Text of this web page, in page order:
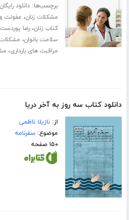
برچسب‌ها:دانلود
مشکلات زنان، عفونت
کتاب زنان،رضا
سلامت بانوان،
مراقبت های بارداری،
دانلود کتاب سه روز به آخر دریا
از:نازیلا ناظمی
موضوع:سفرنامه
۱۵۰ صفحه